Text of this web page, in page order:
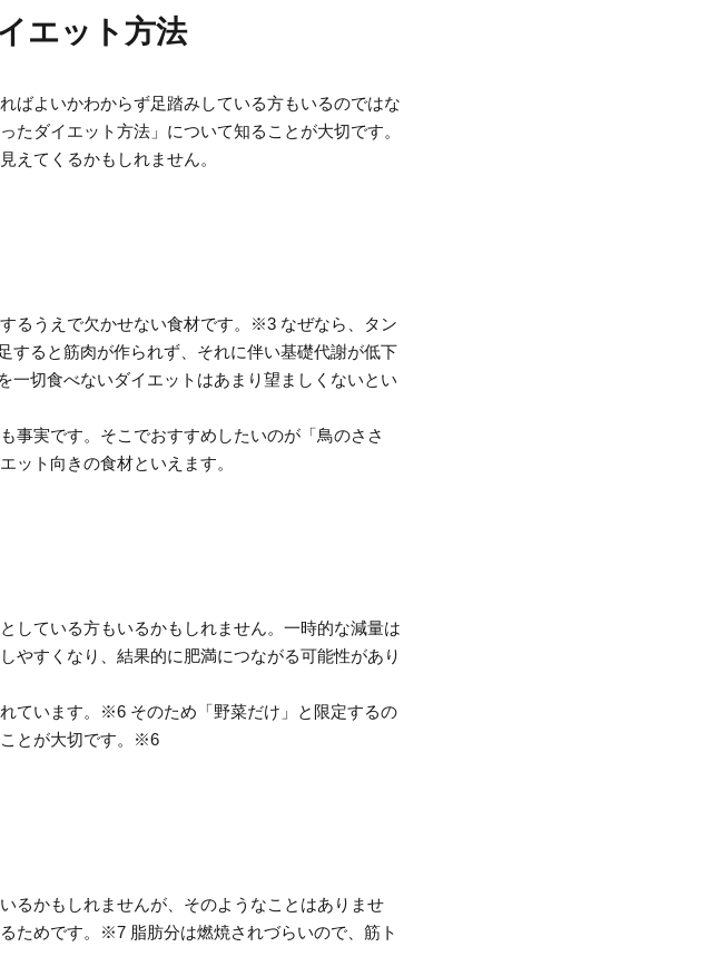
エット方法
ばよいかわからず足踏みしている方もいるのではな
ダイエット方法」について知ることが大切です。
えてくるかもしれません。
るうえで欠かせない食材です。※3 なぜなら、タン
ると筋肉が作られず、それに伴い基礎代謝が低下
切食べないダイエットはあまり望ましくないとい
事実です。そこでおすすめしたいのが「鳥のささ
ット向きの食材といえます。
している方もいるかもしれません。一時的な減量は
やすくなり、結果的に肥満につながる可能性があり
ています。※6 そのため「野菜だけ」と限定するの
とが大切です。※6
るかもしれませんが、そのようなことはありませ
ためです。※7 脂肪分は燃焼されづらいので、筋ト